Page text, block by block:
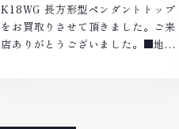
K18WG 長方形型ペンダントトップ
をお買取りさせて頂きました。ご来
店ありがとうございました。■地域